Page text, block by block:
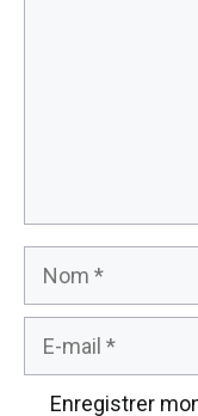
Nom
Enregistrer